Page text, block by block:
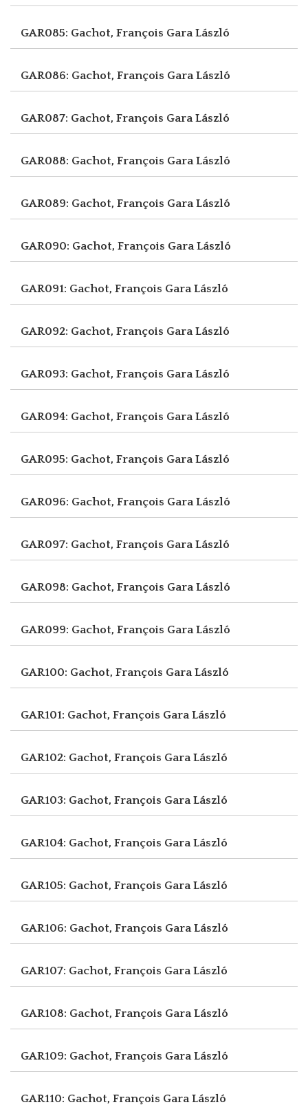
GAR085: Gachot, François Gara László
GAR086: Gachot, François Gara László
GAR087: Gachot, François Gara László
GAR088: Gachot, François Gara László
GAR089: Gachot, François Gara László
GAR090: Gachot, François Gara László
GAR091: Gachot, François Gara László
GAR092: Gachot, François Gara László
GAR093: Gachot, François Gara László
GAR094: Gachot, François Gara László
GAR095: Gachot, François Gara László
GAR096: Gachot, François Gara László
GAR097: Gachot, François Gara László
GAR098: Gachot, François Gara László
GAR099: Gachot, François Gara László
GAR100: Gachot, François Gara László
GAR101: Gachot, François Gara László
GAR102: Gachot, François Gara László
GAR103: Gachot, François Gara László
GAR104: Gachot, François Gara László
GAR105: Gachot, François Gara László
GAR106: Gachot, François Gara László
GAR107: Gachot, François Gara László
GAR108: Gachot, François Gara László
GAR109: Gachot, François Gara László
GAR110: Gachot, François Gara László